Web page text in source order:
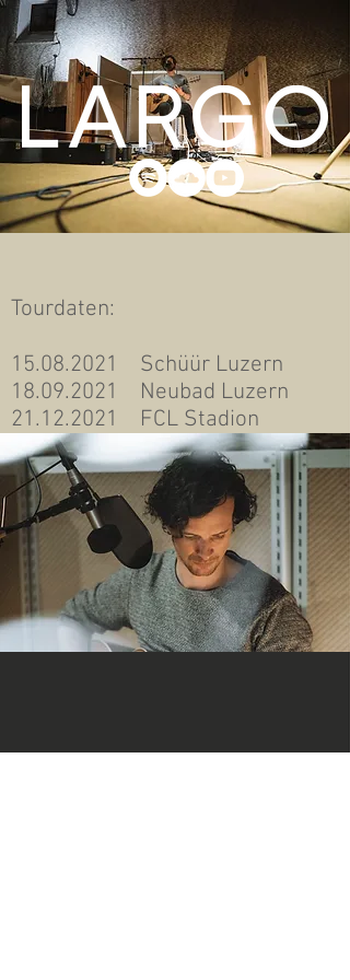
Tourdaten:
15.08.2021
Schüür Luzern
18.09.2021
Neubad Luzern
21.12.2021
FCL Stadion